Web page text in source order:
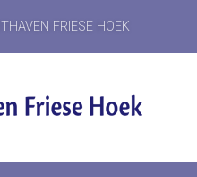
FRIESE HOEK